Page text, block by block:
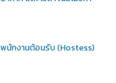
พนักงานต้อนรับ (Hostess)